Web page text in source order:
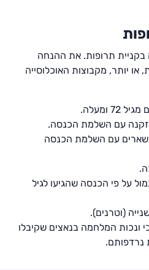
בקניית תרופות. את ההנחה
יותר, מקבוצות האוכלוסייה
ומעלה.
זקנה עם השלמת הכנסה.
שארים עם השלמת הכנסה
על פי הכנסה שהגיעו לגיל
(וטרנים).
ונכות המלחמה בנאצים שקיבלו
נרדפותם.